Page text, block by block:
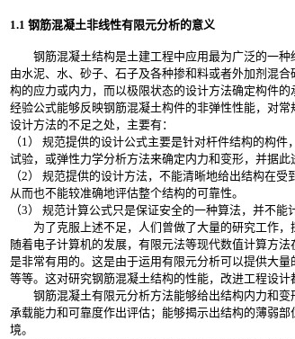
1.1 钢筋混凝土非线性有限元分析的意义
钢筋混凝土结构是土建工程中应用最为广泛的一种
由水泥、水、砂子、石子及各种掺和料或者外加剂混
构的应力或内力，而以极限状态的设计方法确定构件
经验公式能够反映钢筋混凝土构件的非弹性性能，对
设计方法的不足之处，主要有：
（1） 规范提供的设计公式主要是针对杆件结构的构
试验，或弹性力学分析方法来确定内力和变形，并据此
（2） 规范提供的设计方法，不能清晰地给出结构在
从而也不能较准确地评估整个结构的可靠性。
（3） 规范计算公式只是保证安全的一种算法，并不
为了克服上述不足，人们曾做了大量的研究工作，
随着电子计算机的发展，有限元法等现代数值计算方
是非常有用的。这是由于运用有限元分析可以提供大
等等。这对研究钢筋混凝土结构的性能，改进工程设计
钢筋混凝土有限元分析方法能够给出结构内力和变
承载能力和可靠度作出评估；能够揭示出结构的薄弱
境。